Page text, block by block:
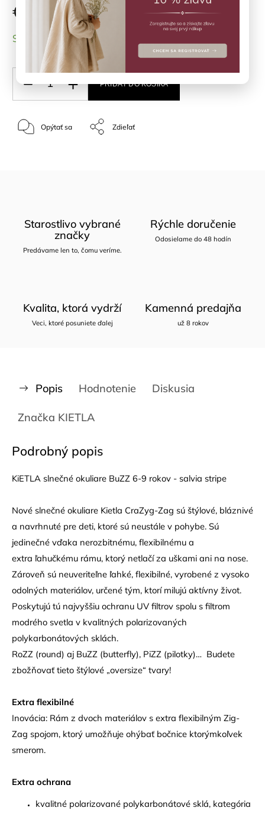
€35
SKLADOM (1 ks)
PRIDAŤ DO KOŠÍKA
Opýtať sa Zdieľať
Starostlivo vybrané
značky
Predávame len to, čomu veríme.
Rýchle doručenie
Odosielame do 48 hodín
Kvalita, ktorá vydrží
Veci, ktoré posuniete ďalej
Kamenná predajňa
už 8 rokov
Popis Hodnotenie Diskusia
Značka KIETLA
Podrobný popis
KiETLA slnečné okuliare BuZZ 6-9 rokov - salvia stripe
Nové slnečné okuliare Kietla CraZyg-Zag sú štýlové, bláznivé
a navrhnuté pre deti, ktoré sú neustále v pohybe. Sú
jedinečné vďaka nerozbitnému, flexibilnému a
extra ľahučkému rámu, ktorý netlačí za uškami ani na nose.
Zároveň sú neuveriteľne ľahké, flexibilné, vyrobené z vysoko
odolných materiálov, určené tým, ktorí milujú aktívny život.
Poskytujú tú najvyššiu ochranu UV filtrov spolu s filtrom
modrého svetla v kvalitných polarizovaných
polykarbonátových sklách.
RoZZ (round) aj BuZZ (butterfly), PiZZ (pilotky)… Budete
zbožňovať tieto štýlové „oversize“ tvary!
Extra flexibilné
Inovácia: Rám z dvoch materiálov s extra flexibilným Zig-
Zag spojom, ktorý umožňuje ohýbať bočnice ktorýmkoľvek
smerom.
Extra ochrana
kvalitné polarizované polykarbonátové sklá, kategória